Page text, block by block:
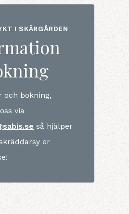
I SKÄRGÅRDEN
och bokning,
via
så hjälper
er